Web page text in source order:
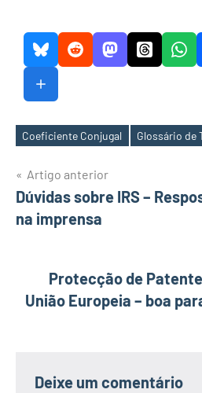
Etiquetas
Coeficiente Conjugal Glossário de
Navegação
de
Artigo anterior
Dúvidas sobre IRS –
na imprensa
Protecção de
União Europeia – boa
Deixe um comentário